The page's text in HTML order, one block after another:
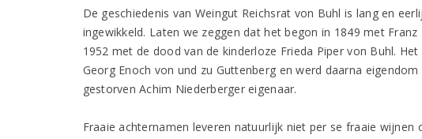
De geschiedenis van Weingut Reichsrat von Buhl is lang en
ingewikkeld. Laten we zeggen dat het begon in 1849 met
1952 met de dood van de kinderloze Frieda Piper von Buhl.
Georg Enoch von und zu Guttenberg en werd daarna
gestorven Achim Niederberger eigenaar.
Fraaie achternamen leveren natuurlijk niet per se fraaie